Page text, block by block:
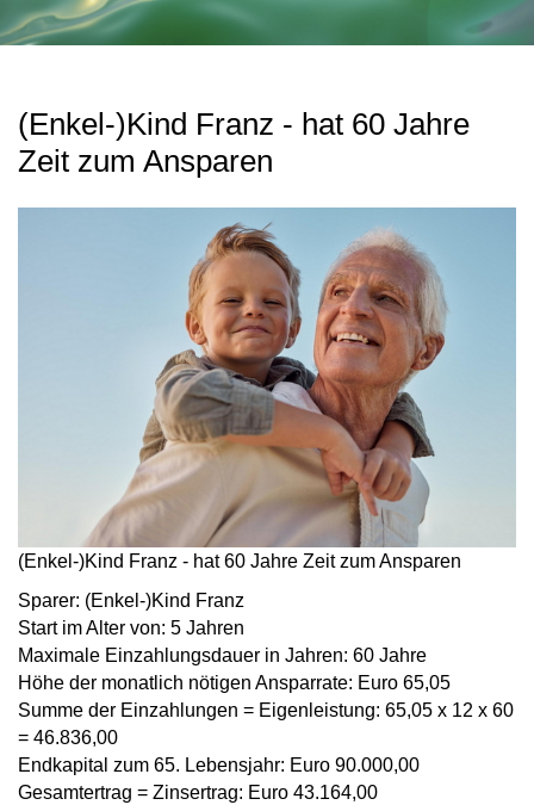
(Enkel-)Kind Franz - hat 60 Jahre
Zeit zum Ansparen
(Enkel-)Kind Franz - hat 60 Jahre Zeit zum Ansparen
Sparer: (Enkel-)Kind Franz
Start im Alter von: 5 Jahren
Maximale Einzahlungsdauer in Jahren: 60 Jahre
Höhe der monatlich nötigen Ansparrate: Euro 65,05
Summe der Einzahlungen = Eigenleistung: 65,05 x 12 x 60
= 46.836,00
Endkapital zum 65. Lebensjahr: Euro 90.000,00
Gesamtertrag = Zinsertrag: Euro 43.164,00